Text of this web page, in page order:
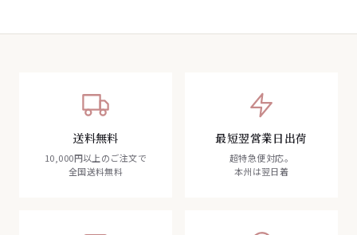
送料無料
10,000円以上のご注文で
全国送料無料
最短翌営業日出荷
超特急便対応。
本州は翌日着